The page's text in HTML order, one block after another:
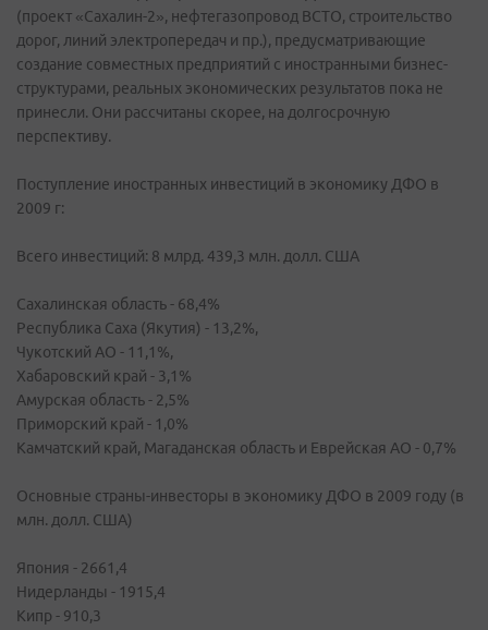
(проект «Сахалин-2», нефтегазопровод ВСТО, строительство
дорог, линий электропередач и пр.), предусматривающие
создание совместных предприятий с иностранными бизнес-
структурами, реальных экономических результатов пока не
принесли. Они рассчитаны скорее, на долгосрочную
перспективу.
Поступление иностранных инвестиций в экономику ДФО в
2009 г:
Всего инвестиций: 8 млрд. 439,3 млн. долл. США
Сахалинская область - 68,4%
Республика Саха (Якутия) - 13,2%,
Чукотский АО - 11,1%,
Хабаровский край - 3,1%
Амурская область - 2,5%
Приморский край - 1,0%
Камчатский край, Магаданская область и Еврейская АО - 0,7%
Основные страны-инвесторы в экономику ДФО в 2009 году (в
млн. долл. США)
Япония - 2661,4
Нидерланды - 1915,4
Кипр - 910,3